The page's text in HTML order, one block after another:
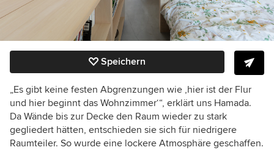
Speichern
„Es gibt keine festen Abgrenzungen wie ‚hier ist der Flur
und hier beginnt das Wohnzimmer‘“, erklärt uns Hamada.
Da Wände bis zur Decke den Raum wieder zu stark
gegliedert hätten, entschieden sie sich für niedrigere
Raumteiler. So wurde eine lockere Atmosphäre geschaffen.